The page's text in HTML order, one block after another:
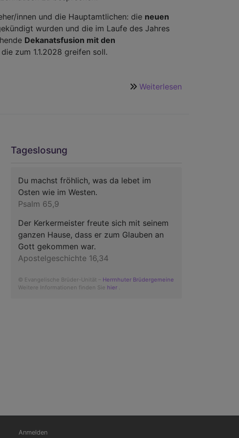
innen und die Hauptamtlichen: die neuen
wurden und die im Laufe des Jahres
Dekanatsfusion mit den
die zum 1.1.2028 greifen soll.
Weiterlesen
Tageslosung
Du machst fröhlich, was da lebet im
Osten wie im Westen.
Psalm 65,9
Der Kerkermeister freute sich mit seinem
ganzen Hause, dass er zum Glauben an
Gott gekommen war.
Apostelgeschichte 16,34
© Evangelische Brüder-Unität – Herrnhuter Brüdergemeine
Weitere Informationen finden Sie hier
Benutzermenü
Anmelden